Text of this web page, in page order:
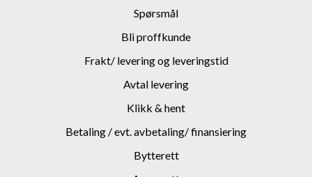
Spørsmål
Bli proffkunde
Frakt/ levering og leveringstid
Avtal levering
Klikk & hent
Betaling / evt. avbetaling/ finansiering
Bytterett